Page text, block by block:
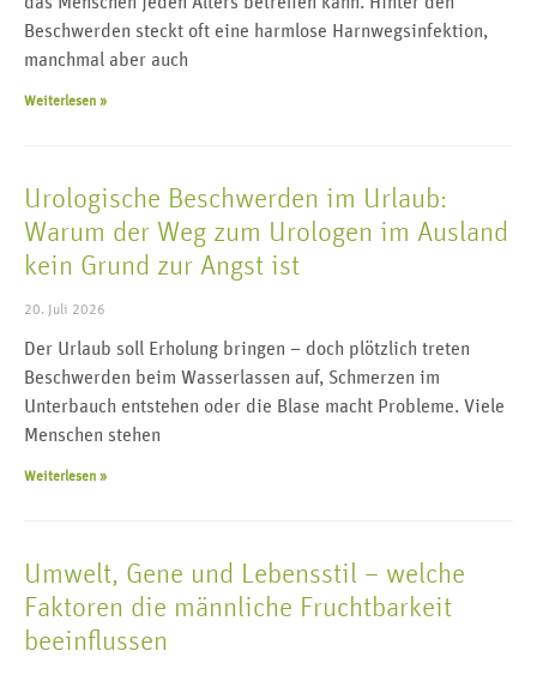
Beschwerden steckt oft eine harmlose Harnwegsinfektion,
manchmal aber auch
Weiterlesen »
Urologische Beschwerden im Urlaub:
Warum der Weg zum Urologen im Ausland
kein Grund zur Angst ist
20. Juli 2026
Der Urlaub soll Erholung bringen – doch plötzlich treten
Beschwerden beim Wasserlassen auf, Schmerzen im
Unterbauch entstehen oder die Blase macht Probleme. Viele
Menschen stehen
Weiterlesen »
Umwelt, Gene und Lebensstil – welche
Faktoren die männliche Fruchtbarkeit
beeinflussen